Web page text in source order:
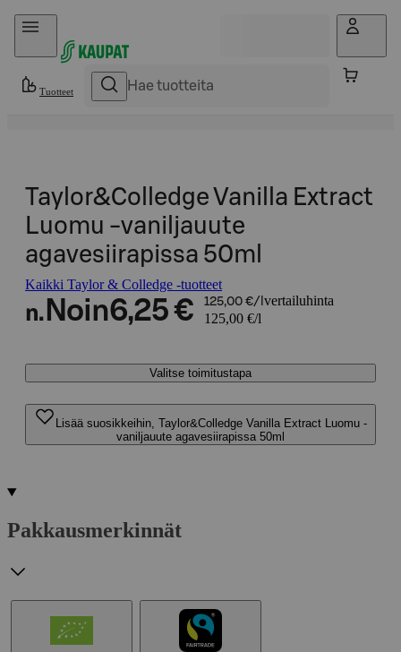
Hyppää sisältöön
Tuotteet
Taylor&Colledge Vanilla Extract
Luomu -vaniljauute
agavesiirapissa 50ml
Kaikki Taylor & Colledge -tuotteet
n. Noin6,25 € 125,00 €/l vertailuhinta
125,00 €/l
Valitse toimitustapa
Lisää suosikkeihin, Taylor&Colledge Vanilla Extract Luomu -
vaniljauute agavesiirapissa 50ml
Pakkausmerkinnät